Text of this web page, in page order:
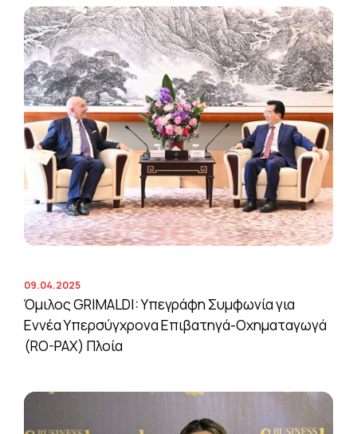
09.04.2025
Όμιλος GRIMALDI: Υπεγράφη Συμφωνία για
Εννέα Υπερσύγχρονα Επιβατηγά-Οχηματαγωγά
(RO-PAX) Πλοία